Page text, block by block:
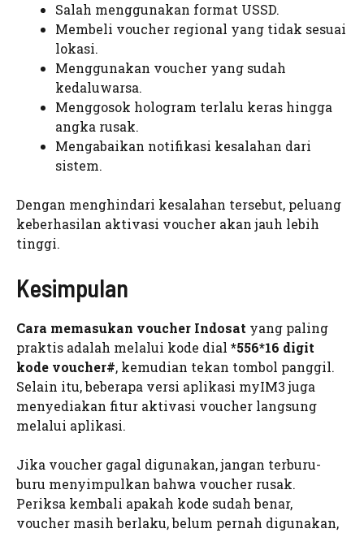
Salah menggunakan format USSD.
Membeli voucher regional yang tidak sesuai
lokasi.
Menggunakan voucher yang sudah
kedaluwarsa.
Menggosok hologram terlalu keras hingga
angka rusak.
Mengabaikan notifikasi kesalahan dari
sistem.
Dengan menghindari kesalahan tersebut, peluang
keberhasilan aktivasi voucher akan jauh lebih
tinggi.
Kesimpulan
Cara memasukan voucher Indosat yang paling
praktis adalah melalui kode dial *556*16 digit
kode voucher#, kemudian tekan tombol panggil.
Selain itu, beberapa versi aplikasi myIM3 juga
menyediakan fitur aktivasi voucher langsung
melalui aplikasi.
Jika voucher gagal digunakan, jangan terburu-
buru menyimpulkan bahwa voucher rusak.
Periksa kembali apakah kode sudah benar,
voucher masih berlaku, belum pernah digunakan,